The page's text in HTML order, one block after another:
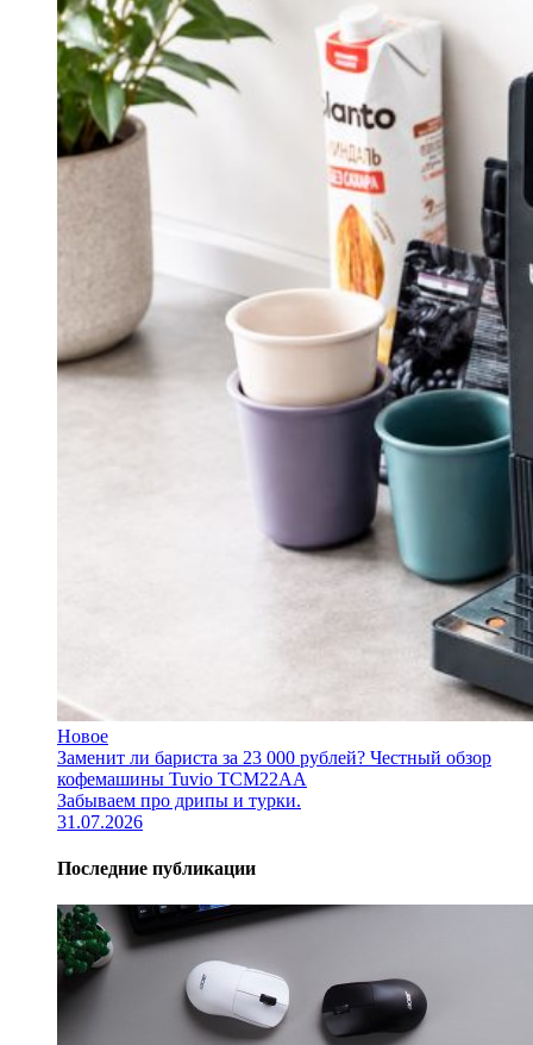
Новое
Заменит ли бариста за 23 000 рублей? Честный обзор
кофемашины Tuvio TCM22AA
Забываем про дрипы и турки.
31.07.2026
Последние публикации